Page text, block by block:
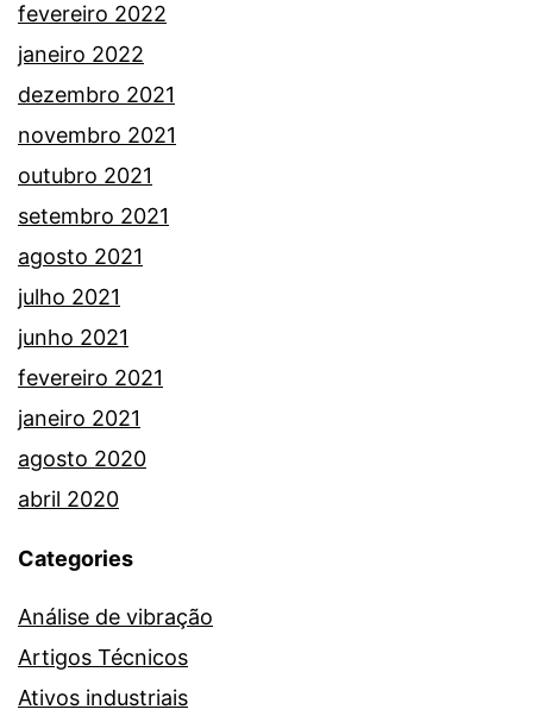
fevereiro 2022
janeiro 2022
dezembro 2021
novembro 2021
outubro 2021
setembro 2021
agosto 2021
julho 2021
junho 2021
fevereiro 2021
janeiro 2021
agosto 2020
abril 2020
Categories
Análise de vibração
Artigos Técnicos
Ativos industriais